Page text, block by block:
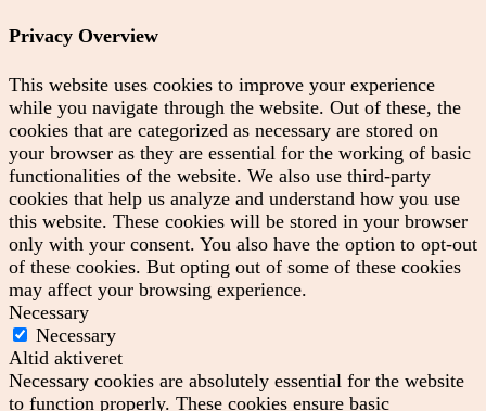
Privacy Overview
This website uses cookies to improve your experience
while you navigate through the website. Out of these, the
cookies that are categorized as necessary are stored on
your browser as they are essential for the working of basic
functionalities of the website. We also use third-party
cookies that help us analyze and understand how you use
this website. These cookies will be stored in your browser
only with your consent. You also have the option to opt-out
of these cookies. But opting out of some of these cookies
may affect your browsing experience.
Necessary
Necessary
Altid aktiveret
Necessary cookies are absolutely essential for the website
to function properly. These cookies ensure basic